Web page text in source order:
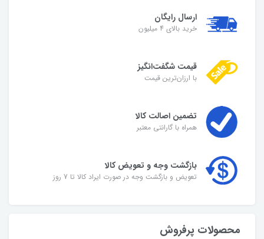
ارسال رایگان
خرید بالای 4 میلیون
قیمت شگفت‌انگیز
با ارزان‌ترین قیمت
تضمین اصالت کالا
همراه با گارانتی معتبر
بازگشت وجه و تعویض کالا
تعویض و بازگشت وجه در صورت ایراد کالا تا 7 روز
محصولات پرفروش